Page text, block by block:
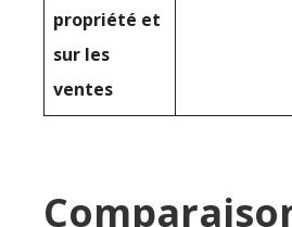
propriété et
sur les
ventes